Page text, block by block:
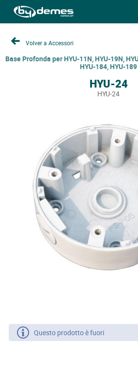
Volver a Accessori
Base Profonda per HYU-11N, HYU-19N,
HYU-184, HYU-189
HYU-24
HYU-24
Questo prodotto è fuori